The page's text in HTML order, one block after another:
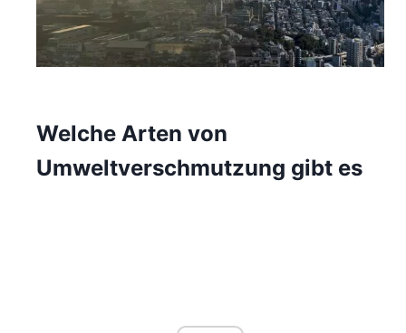
Welche Arten von
Umweltverschmutzung gibt es